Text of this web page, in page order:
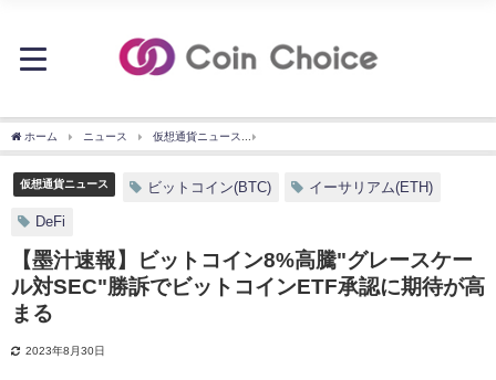
ホーム ニュース 仮想通貨ニュース
仮想通貨ニュース ビットコイン(BTC) イーサリアム(ETH)
DeFi
【墨汁速報】ビットコイン8%高騰"グレースケー
ル対SEC"勝訴でビットコインETF承認に期待が高
まる
2023年8月30日